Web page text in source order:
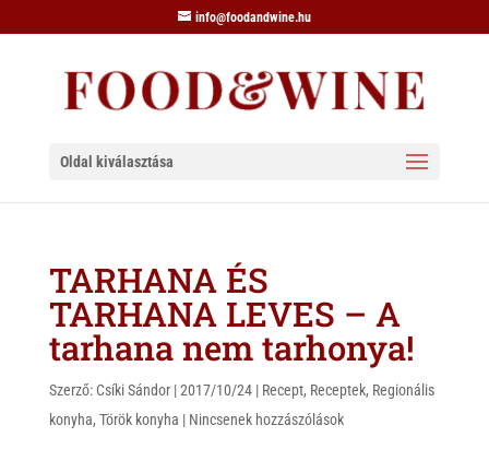
info@foodandwine.hu
Oldal kiválasztása
TARHANA ÉS
TARHANA LEVES – A
tarhana nem tarhonya!
Szerző: Csíki Sándor|2017/10/24| Recept, Receptek, Regionális
konyha, Török konyha | Nincsenek hozzászólások